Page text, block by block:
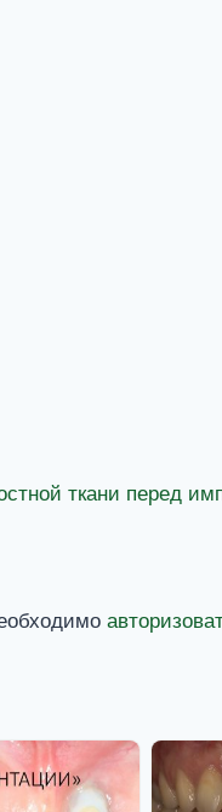
ткани перед